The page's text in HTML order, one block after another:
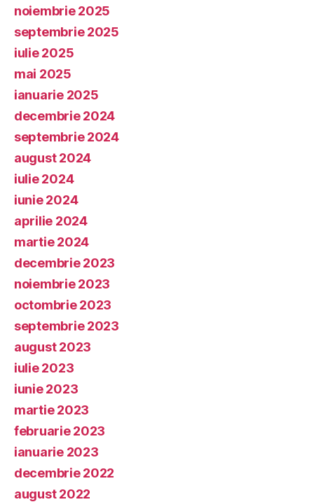
noiembrie 2025
septembrie 2025
iulie 2025
mai 2025
ianuarie 2025
decembrie 2024
septembrie 2024
august 2024
iulie 2024
iunie 2024
aprilie 2024
martie 2024
decembrie 2023
noiembrie 2023
octombrie 2023
septembrie 2023
august 2023
iulie 2023
iunie 2023
martie 2023
februarie 2023
ianuarie 2023
decembrie 2022
august 2022